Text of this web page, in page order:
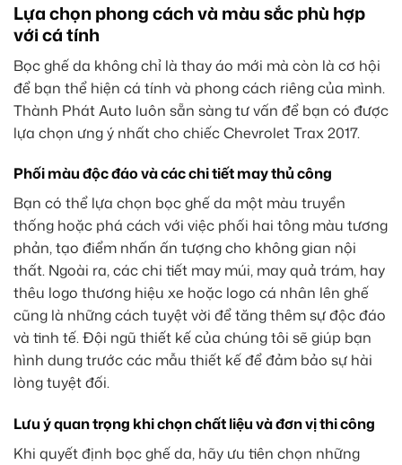
Lựa chọn phong cách và màu sắc phù hợp
với cá tính
Bọc ghế da không chỉ là thay áo mới mà còn là cơ hội
để bạn thể hiện cá tính và phong cách riêng của mình.
Thành Phát Auto luôn sẵn sàng tư vấn để bạn có được
lựa chọn ưng ý nhất cho chiếc Chevrolet Trax 2017.
Phối màu độc đáo và các chi tiết may thủ công
Bạn có thể lựa chọn bọc ghế da một màu truyền
thống hoặc phá cách với việc phối hai tông màu tương
phản, tạo điểm nhấn ấn tượng cho không gian nội
thất. Ngoài ra, các chi tiết may múi, may quả trám, hay
thêu logo thương hiệu xe hoặc logo cá nhân lên ghế
cũng là những cách tuyệt vời để tăng thêm sự độc đáo
và tinh tế. Đội ngũ thiết kế của chúng tôi sẽ giúp bạn
hình dung trước các mẫu thiết kế để đảm bảo sự hài
lòng tuyệt đối.
Lưu ý quan trọng khi chọn chất liệu và đơn vị thi công
Khi quyết định bọc ghế da, hãy ưu tiên chọn những